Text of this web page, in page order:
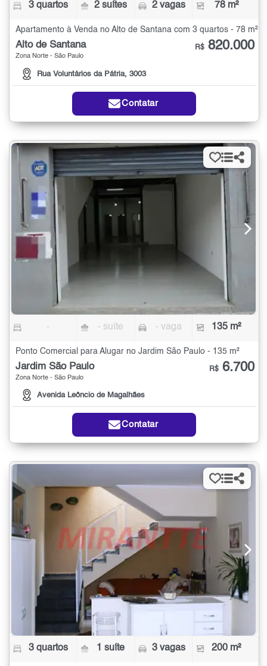
3 quartos 2 suítes 2 vagas 78 m²
Apartamento à Venda no Alto de Santana com 3 quartos - 78 m²
Alto de Santana
Zona Norte - São Paulo
Rua Voluntários da Pátria, 3003
R$ 820.000
Contatar
- - suíte - vaga 135 m²
Ponto Comercial para Alugar no Jardim São Paulo - 135 m²
Jardim São Paulo
Zona Norte - São Paulo
Avenida Leôncio de Magalhães
R$ 6.700
Contatar
3 quartos 1 suíte 3 vagas 200 m²